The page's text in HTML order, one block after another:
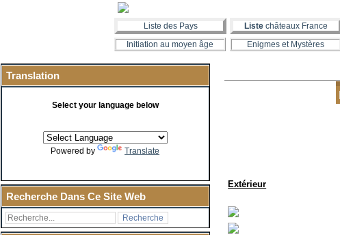
Liste des Pays Liste châteaux France
Initiation au moyen âge
Enigmes et Mystères
Translation
Select your language below
Powered by Translate
Recherche Dans Ce Site Web
Extérieur